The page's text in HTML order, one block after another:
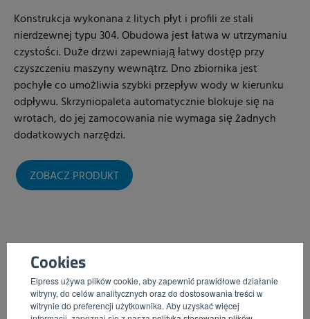
Cookies
Elpress używa plików cookie, aby zapewnić prawidłowe działanie
witryny, do celów analitycznych oraz do dostosowania treści w
witrynie do preferencji użytkownika. Aby uzyskać więcej
Konstrukcja wykonana z litych płyt i profili ze stali
nierdzewnej typu 304. Obudowa jest łatwa w utrzymaniu
czystości. Duże drzwi zapewniają łatwy dostęp przy
czyszczeniu maszyny wewnątrz. Dno zbiornika jest
pochyłe co umożliwia szybki przepływ wody w kierunku
odpływu. Skrzyniopaleta automatycznie blokuje się na
wrotach, do jej zamocowania nie wymaga się żadnych
dodatkowych narzędzi.
ZOBACZ PRODUKT